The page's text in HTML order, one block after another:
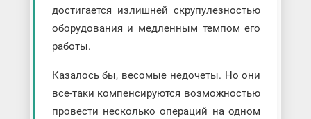
достигается излишней скрупулезностью
оборудования и медленным темпом его
работы.
Казалось бы, весомые недочеты. Но они
все-таки компенсируются возможностью
провести несколько операций на одном